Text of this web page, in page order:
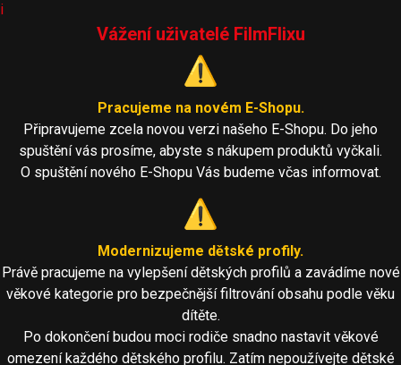
i
Vážení uživatelé FilmFlixu
⚠️
Pracujeme na novém E-Shopu.
Připravujeme zcela novou verzi našeho E-Shopu. Do jeho
spuštění vás prosíme, abyste s nákupem produktů vyčkali.
O spuštění nového E-Shopu Vás budeme včas informovat.
⚠️
Modernizujeme dětské profily.
Právě pracujeme na vylepšení dětských profilů a zavádíme nové
věkové kategorie pro bezpečnější filtrování obsahu podle věku
dítěte.
Po dokončení budou moci rodiče snadno nastavit věkové
omezení každého dětského profilu. Zatím nepoužívejte dětské